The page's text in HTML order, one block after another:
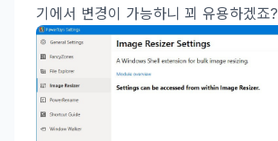
기에서 변경이 가능하니 꾀 유용하겠죠?